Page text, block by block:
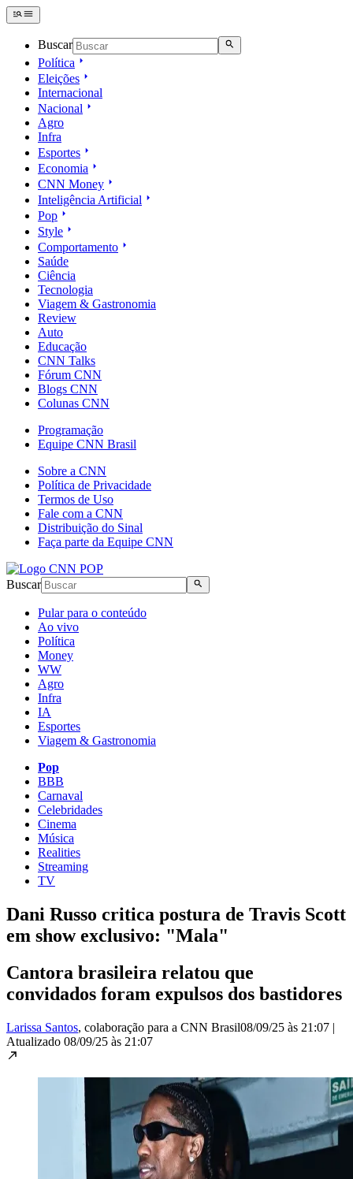
Buscar
Política
Eleições
Internacional
Nacional
Agro
Infra
Esportes
Economia
CNN Money
Inteligência Artificial
Pop
Style
Comportamento
Saúde
Ciência
Tecnologia
Viagem & Gastronomia
Review
Auto
Educação
CNN Talks
Fórum CNN
Blogs CNN
Colunas CNN
Programação
Equipe CNN Brasil
Sobre a CNN
Política de Privacidade
Termos de Uso
Fale com a CNN
Distribuição do Sinal
Faça parte da Equipe CNN
Buscar
Pular para o conteúdo
Ao vivo
Política
Money
WW
Agro
Infra
IA
Esportes
Viagem & Gastronomia
Pop
BBB
Carnaval
Celebridades
Cinema
Música
Realities
Streaming
TV
Dani Russo critica postura de Travis Scott
em show exclusivo: "Mala"
Cantora brasileira relatou que
convidados foram expulsos dos bastidores
Larissa Santos, colaboração para a CNN Brasil08/09/25 às 21:07 |
Atualizado 08/09/25 às 21:07